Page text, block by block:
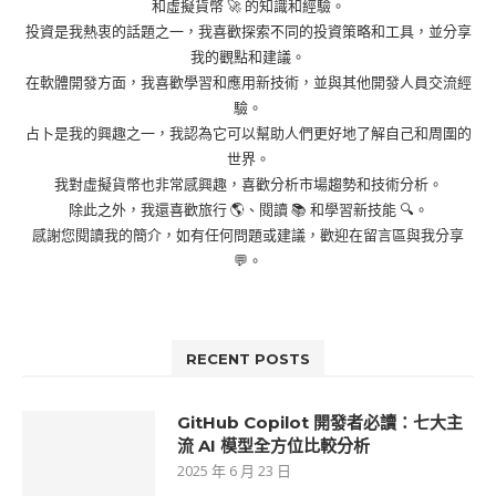
和虛擬貨幣 🚀 的知識和經驗。
投資是我熱衷的話題之一，我喜歡探索不同的投資策略和工具，並分享
我的觀點和建議。
在軟體開發方面，我喜歡學習和應用新技術，並與其他開發人員交流經
驗。
占卜是我的興趣之一，我認為它可以幫助人們更好地了解自己和周圍的
世界。
我對虛擬貨幣也非常感興趣，喜歡分析市場趨勢和技術分析。
除此之外，我還喜歡旅行 🌎、閱讀 📚 和學習新技能 🔍。
感謝您閱讀我的簡介，如有任何問題或建議，歡迎在留言區與我分享
💬。
RECENT POSTS
GitHub Copilot 開發者必讀：七大主
流 AI 模型全方位比較分析
2025 年 6 月 23 日